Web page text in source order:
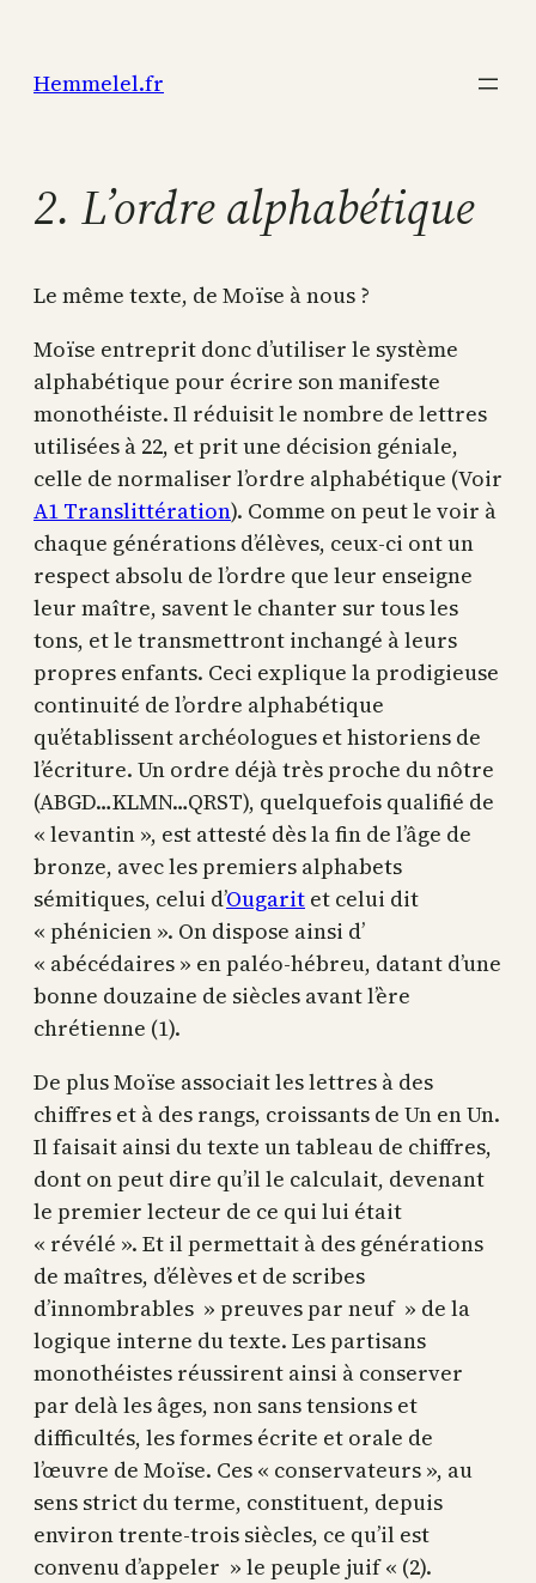
contenu
Hemmelel.fr
2. L’ordre alphabétique
Le même texte, de Moïse à nous ?
Moïse entreprit donc d’utiliser le système
alphabétique pour écrire son manifeste
monothéiste. Il réduisit le nombre de lettres
utilisées à 22, et prit une décision géniale,
celle de normaliser l’ordre alphabétique (Voir
A1 Translittération). Comme on peut le voir à
chaque générations d’élèves, ceux-ci ont un
respect absolu de l’ordre que leur enseigne
leur maître, savent le chanter sur tous les
tons, et le transmettront inchangé à leurs
propres enfants. Ceci explique la prodigieuse
continuité de l’ordre alphabétique
qu’établissent archéologues et historiens de
l’écriture. Un ordre déjà très proche du nôtre
(ABGD…KLMN…QRST), quelquefois qualifié de
« levantin », est attesté dès la fin de l’âge de
bronze, avec les premiers alphabets
sémitiques, celui d’Ougarit et celui dit
« phénicien ». On dispose ainsi d’
« abécédaires » en paléo-hébreu, datant d’une
bonne douzaine de siècles avant l’ère
chrétienne (1).
De plus Moïse associait les lettres à des
chiffres et à des rangs, croissants de Un en Un.
Il faisait ainsi du texte un tableau de chiffres,
dont on peut dire qu’il le calculait, devenant
le premier lecteur de ce qui lui était
« révélé ». Et il permettait à des générations
de maîtres, d’élèves et de scribes
d’innombrables » preuves par neuf » de la
logique interne du texte. Les partisans
monothéistes réussirent ainsi à conserver
par delà les âges, non sans tensions et
difficultés, les formes écrite et orale de
l’œuvre de Moïse. Ces « conservateurs », au
sens strict du terme, constituent, depuis
environ trente-trois siècles, ce qu’il est
convenu d’appeler » le peuple juif « (2).